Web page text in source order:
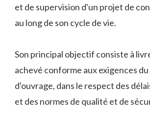
et de supervision d'un projet de
au long de son cycle de vie.
Son principal objectif consiste à
achevé conforme aux exigences
d'ouvrage, dans le respect des
et des normes de qualité et de